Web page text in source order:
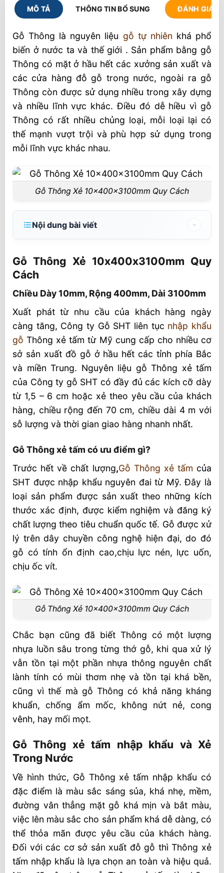
MÔ TẢ THÔNG TIN BỔ SUNG ĐÁNH GIÁ
Gỗ Thông là nguyên liệu gỗ tự nhiên khá phổ
biến ở nước ta và thế giới . Sản phẩm bằng gỗ
Thông có mặt ở hầu hết các xưởng sản xuất và
các cửa hàng đỗ gỗ trong nước, ngoài ra gỗ
Thông còn được sử dụng nhiều trong xây dựng
và nhiều lĩnh vực khác. Điều đó dễ hiều vì gỗ
Thông có rất nhiều chủng loại, mỗi loại lại có
thế mạnh vượt trội và phù hợp sử dụng trong
mỗi lĩnh vực khác nhau.
Gỗ Thông Xẻ 10x400x3100mm Quy Cách
Nội dung bài viết
Chiều Dày 10mm, Rộng 400mm, Dài
Gỗ Thông xẻ tấm có ưu điểm gì?
Gỗ Thông xẻ tấm nhập khẩu và Xẻ Trong
Nước
Đa dạng nội thất
Đặc điểm gỗ tại SHT
Gỗ Thông Xẻ 10x400x3100mm Quy
Cách
Chiều Dày 10mm, Rộng 400mm, Dài 3100mm
Xuất phát từ nhu cầu của khách hàng ngày
càng tăng, Công ty Gỗ SHT liên tục nhập khẩu
gỗ Thông xẻ tấm từ Mỹ cung cấp cho nhiều cơ
sở sản xuất đồ gỗ ở hầu hết các tỉnh phía Bắc
và miền Trung. Nguyên liệu gỗ Thông xẻ tấm
của Công ty gỗ SHT có đầy đủ các kích cỡ dày
từ 1,5 – 6 cm hoặc xẻ theo yêu cầu của khách
hàng, chiều rộng đến 70 cm, chiều dài 4 m với
sỗ lượng và thời gian giao hàng nhanh nhất.
Gỗ Thông xẻ tấm có ưu điểm gì?
Trước hết về chất lượng,Gỗ Thông xẻ tấm của
SHT được nhập khẩu nguyên đai từ Mỹ. Đây là
loại sản phẩm được sản xuất theo những kích
thước xác định, được kiểm nghiệm và đăng ký
chất lượng theo tiêu chuẩn quốc tế. Gỗ được xử
lý trên dây chuyền công nghệ hiện đại, do đó
gỗ có tính ổn định cao,chịu lực nén, lực uốn,
chịu ốc vít.
Gỗ Thông Xẻ 10x400x3100mm Quy Cách
Chắc bạn cũng đã biết Thông có một lượng
nhựa luồn sâu trong từng thớ gỗ, khi qua xử lý
vẫn tồn tại một phần nhựa thông nguyên chất
lành tính có mùi thơm nhẹ và tồn tại khá bền,
cũng vì thế mà gỗ Thông có khả năng kháng
khuẩn, chống ẩm mốc, không nứt nẻ, cong
vênh, hay mối mọt.
Gỗ Thông xẻ tấm nhập khẩu và Xẻ
Trong Nước
Về hình thức, Gỗ Thông xẻ tấm nhập khẩu có
đặc điểm là màu sắc sáng sủa, khá nhẹ, mềm,
đường vân thẳng mặt gỗ khá mịn và bắt màu,
việc lên màu sắc cho sản phẩm khá dễ dàng, có
thể thỏa mãn được yêu cầu của khách hàng.
Đối với các cơ sở sản xuất đỗ gỗ thì Thông xẻ
tấm nhập khẩu là lựa chọn an toàn và hiệu quả.